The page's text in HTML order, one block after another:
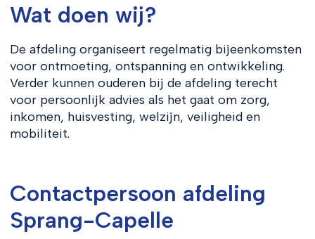
Wat doen wij?
De afdeling organiseert regelmatig bijeenkomsten
voor ontmoeting, ontspanning en ontwikkeling.
Verder kunnen ouderen bij de afdeling terecht
voor persoonlijk advies als het gaat om zorg,
inkomen, huisvesting, welzijn, veiligheid en
mobiliteit.
Contactpersoon afdeling
Sprang-Capelle